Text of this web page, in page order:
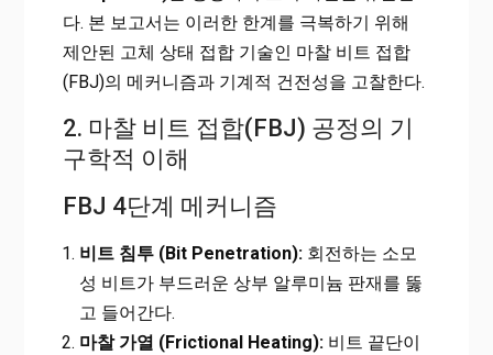
다. 본 보고서는 이러한 한계를 극복하기 위해
제안된 고체 상태 접합 기술인 마찰 비트 접합
(FBJ)의 메커니즘과 기계적 건전성을 고찰한다.
2. 마찰 비트 접합(FBJ) 공정의 기
구학적 이해
FBJ 4단계 메커니즘
비트 침투 (Bit Penetration):회전하는 소모
성 비트가 부드러운 상부 알루미늄 판재를 뚫
고 들어간다.
마찰 가열 (Frictional Heating):비트 끝단이